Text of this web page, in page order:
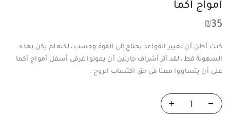
أمواج أكما
₪35
كنت أظن أن تغيير القواعد يحتاج إلى القوة وحسب ، لكنه لم يكن بهذه
السهولة قط ، لقد أثر أشراف جارتين أن يموتوا غرقى أسفل أمواج أكما
على أن يتساووا معنا فى حق اكتساب الروح .